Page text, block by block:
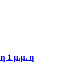
1 μ.μ. η